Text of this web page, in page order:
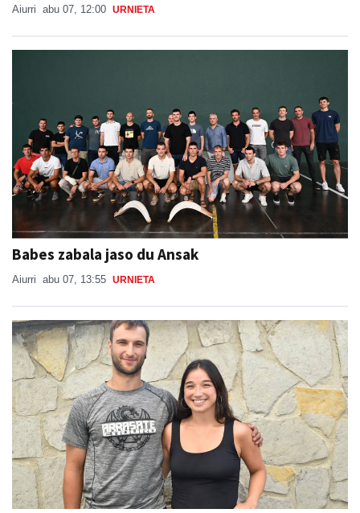
Aiurri abu 07, 12:00 URNIETA
Babes zabala jaso du Ansak
Aiurri abu 07, 13:55 URNIETA